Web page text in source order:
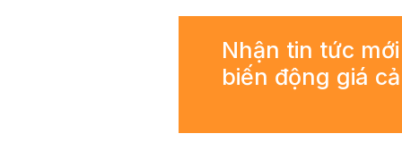
Nhận tin tức
biến động giá